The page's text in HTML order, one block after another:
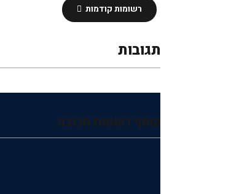
רשומות קודמות
תגובות
הוסף רשומת תגובה